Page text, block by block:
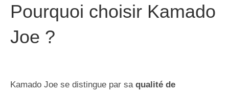
Pourquoi choisir Kamado
Joe ?
Kamado Joe se distingue par sa qualité de